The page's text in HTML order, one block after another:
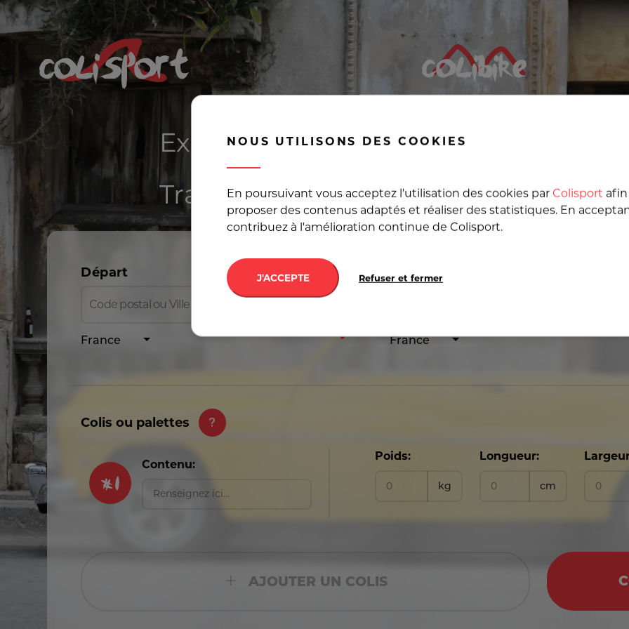
NOUS UTILISONS DES COOKIES
En poursuivant vous acceptez l'utilisation des cookies par Colisport
proposer des contenus adaptés et réaliser des statistiques. En
contribuez à l'amélioration continue de Colisport.
J'ACCEPTE Refuser et fermer
Expédier un moteur, Livraison de
Transport au meilleur prix en
Départ
France
Destination
France
Colis ou palettes
#1 Contenu:
Poids:
kg
Longueur:
cm
AJOUTER UN COLIS